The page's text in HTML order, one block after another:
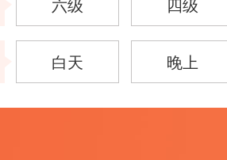
六级 四级
白天 晚上